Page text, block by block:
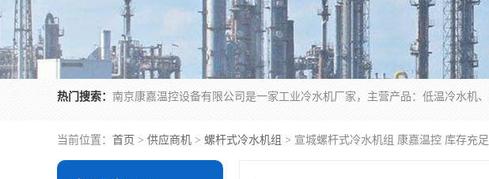
热门搜索：
当前位置： 首页 > 供应商机 > 螺杆式冷水机组 > 宣城螺杆式冷水机组 康嘉温控 库存充足